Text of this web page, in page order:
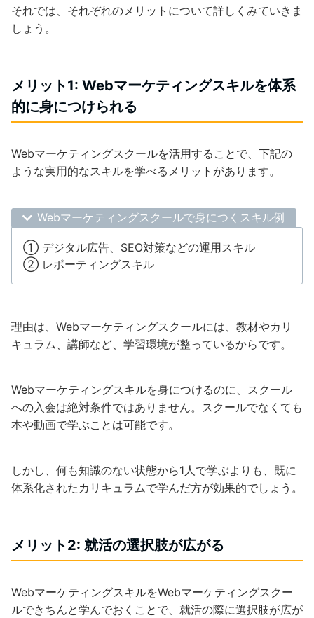
それでは、それぞれのメリットについて詳しくみていきま
しょう。
メリット1: Webマーケティングスキルを体系
的に身につけられる
Webマーケティングスクールを活用することで、下記の
ような実用的なスキルを学べるメリットがあります。
Webマーケティングスクールで身につくスキル例
① デジタル広告、SEO対策などの運用スキル
② レポーティングスキル
理由は、Webマーケティングスクールには、教材やカリ
キュラム、講師など、学習環境が整っているからです。
Webマーケティングスキルを身につけるのに、スクール
への入会は絶対条件ではありません。スクールでなくても
本や動画で学ぶことは可能です。
しかし、何も知識のない状態から1人で学ぶよりも、既に
体系化されたカリキュラムで学んだ方が効果的でしょう。
メリット2: 就活の選択肢が広がる
WebマーケティングスキルをWebマーケティングスクー
ルできちんと学んでおくことで、就活の際に選択肢が広が